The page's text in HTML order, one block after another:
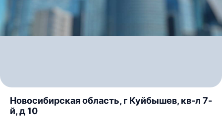
Новосибирская область, г Куйбышев, кв-л 7-
й, д 10